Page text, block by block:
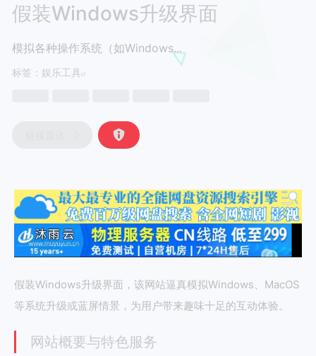
假装Windows升级界面
模拟各种操作系统（如Windows...
标签： 娱乐工具
假装Windows升级界面，该网站逼真模拟Windows、MacOS
等系统升级或蓝屏情景，为用户带来趣味十足的互动体验。
网站概要与特色服务